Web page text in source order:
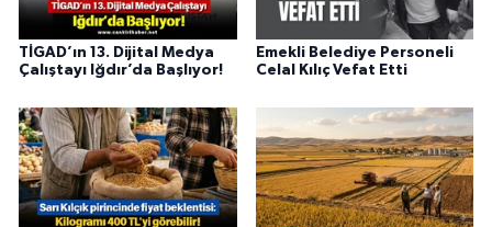
TİGAD’ın 13. Dijital Medya
Çalıştayı Iğdır’da Başlıyor!
Emekli Belediye Personeli
Celal Kılıç Vefat Etti